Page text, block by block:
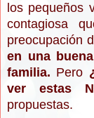
los pequeños
contagiosa
preocupación
en una
familia. Pero
ver estas
propuestas.